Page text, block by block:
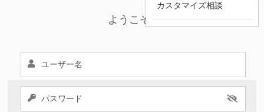
カスタマイズ相談
ようこそ !